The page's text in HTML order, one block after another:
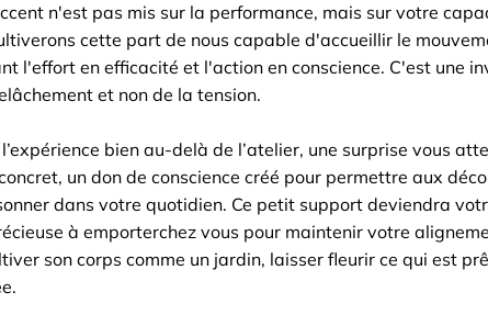
n'est pas mis sur la performance, mais sur votre
cette part de nous capable d'accueillir le
l'effort en efficacité et l'action en conscience. C'est une
et non de la tension.
bien au-delà de l’atelier, une surprise vous
un don de conscience créé pour permettre aux
dans votre quotidien. Ce petit support deviendra
à emporterchez vous pour maintenir votre
son corps comme un jardin, laisser fleurir ce qui est